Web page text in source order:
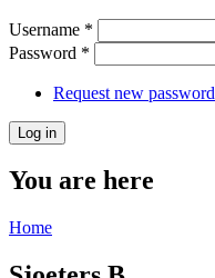
Username *
Password *
Request new password
You are here
Home